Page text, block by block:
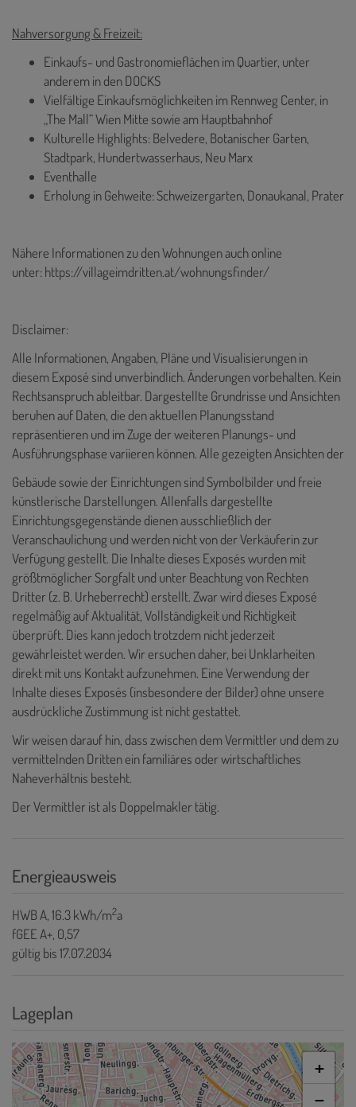
Nahversorgung & Freizeit:
Einkaufs- und Gastronomieflächen im Quartier, unter
anderem in den DOCKS
Vielfältige Einkaufsmöglichkeiten im Rennweg Center, in
„The Mall“ Wien Mitte sowie am Hauptbahnhof
Kulturelle Highlights: Belvedere, Botanischer Garten,
Stadtpark, Hundertwasserhaus, Neu Marx
Eventhalle
Erholung in Gehweite: Schweizergarten, Donaukanal, Prater
Nähere Informationen zu den Wohnungen auch online
unter:https://villageimdritten.at/wohnungsfinder/
Disclaimer:
Alle Informationen, Angaben, Pläne und Visualisierungen in
diesem Exposé sind unverbindlich. Änderungen vorbehalten. Kein
Rechtsanspruch ableitbar. Dargestellte Grundrisse und Ansichten
beruhen auf Daten, die den aktuellen Planungsstand
repräsentieren und im Zuge der weiteren Planungs- und
Ausführungsphase variieren können. Alle gezeigten Ansichten der
Gebäude sowie der Einrichtungen sind Symbolbilder und freie
künstlerische Darstellungen. Allenfalls dargestellte
Einrichtungsgegenstände dienen ausschließlich der
Veranschaulichung und werden nicht von der Verkäuferin zur
Verfügung gestellt. Die Inhalte dieses Exposéswurden mit
größtmöglicher Sorgfalt und unter Beachtung von Rechten
Dritter (z. B. Urheberrecht) erstellt. Zwar wird dieses Exposé
regelmäßig auf Aktualität, Vollständigkeit und Richtigkeit
überprüft. Dies kann jedoch trotzdem nicht jederzeit
gewährleistet werden. Wir ersuchen daher, bei Unklarheiten
direkt mit uns Kontakt aufzunehmen. Eine Verwendung der
Inhalte dieses Exposés (insbesondere der Bilder) ohne unsere
ausdrückliche Zustimmung ist nicht gestattet.
Wir weisen darauf hin, dass zwischen dem Vermittler und dem zu
vermittelnden Dritten ein familiäres oder wirtschaftliches
Naheverhältnis besteht.
Der Vermittler ist als Doppelmakler tätig.
Energieausweis
HWBA, 16.3 kWh/m2a
fGEEA+, 0,57
gültig bis17.07.2034
Lageplan
+
−